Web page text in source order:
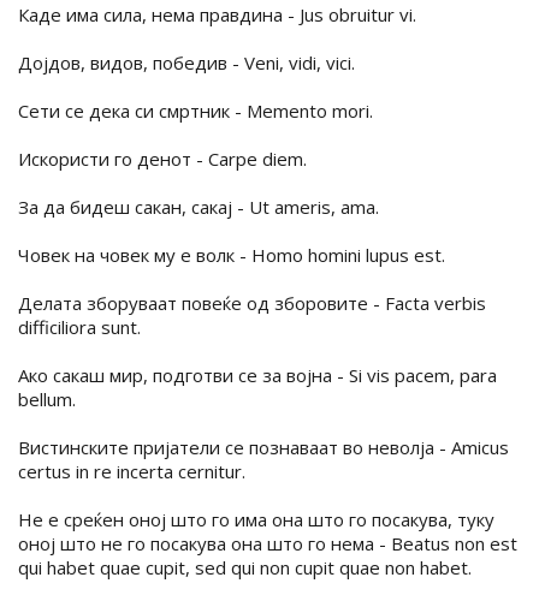
Каде има сила, нема правдина - Jus obruitur vi.
Дојдов, видов, победив - Veni, vidi, vici.
Сети се дека си смртник - Memento mori.
Искористи го денот - Carpe diem.
За да бидеш сакан, сакај - Ut ameris, ama.
Човек на човек му е волк - Homo homini lupus est.
Делата зборуваат повеќе од зборовите - Facta verbis
difficiliora sunt.
Ако сакаш мир, подготви се за војна - Si vis pacem, para
bellum.
Вистинските пријатели се познаваат во неволја - Amicus
certus in re incerta cernitur.
Не е среќен оној што го има она што го посакува, туку
оној што не го посакува она што го нема - Beatus non est
qui habet quae cupit, sed qui non cupit quae non habet.